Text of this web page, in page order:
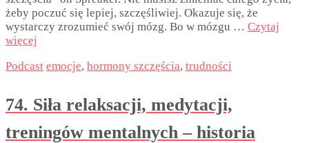
żeby poczuć się lepiej, szczęśliwiej. Okazuje się, że
wystarczy zrozumieć swój mózg. Bo w mózgu … Czytaj
więcej
Podcast emocje, hormony szczęścia, trudności
74. Siła relaksacji, medytacji,
treningów mentalnych – historia